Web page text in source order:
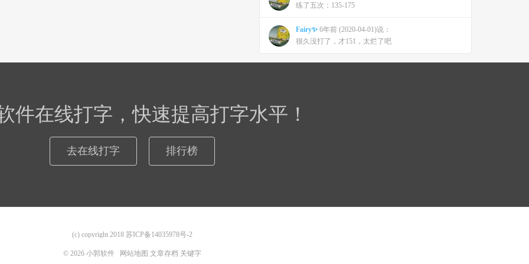
练了五次：135-175
Fairy✨ 6年前 (2020-04-01)说：
很久没打了，才151，太烂了吧
件在线打字，快速提高打字水平！
去在线打字 排行榜
(c) copyright 2018 苏ICP备14035978号-2
© 2026 小郭软件 网站地图 文章存档 关键字